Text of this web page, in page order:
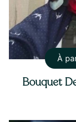
À
Bouquet